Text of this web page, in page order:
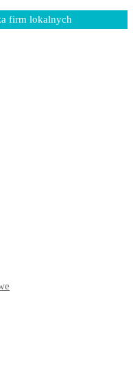
firm lokalnych